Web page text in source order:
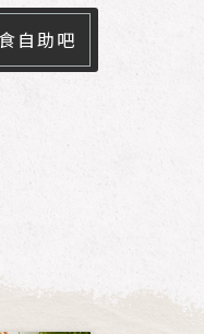
自助吧